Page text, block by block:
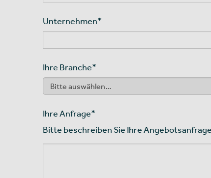
Unternehmen*
Ihre Branche*
Ihre Anfrage*
Bitte beschreiben Sie Ihre